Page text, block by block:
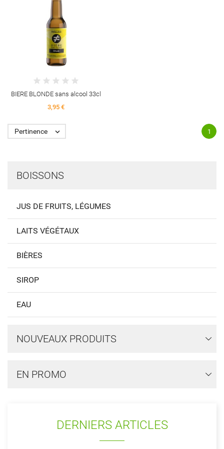
BOISSONS
JUS DE FRUITS, LÉGUMES
LAITS VÉGÉTAUX
BIÈRES
SIROP
EAU
NOUVEAUX PRODUITS
EN PROMO
DERNIERS ARTICLES
BIERE BLONDE sans alcool 33cl
3,95 €
Pertinence  1